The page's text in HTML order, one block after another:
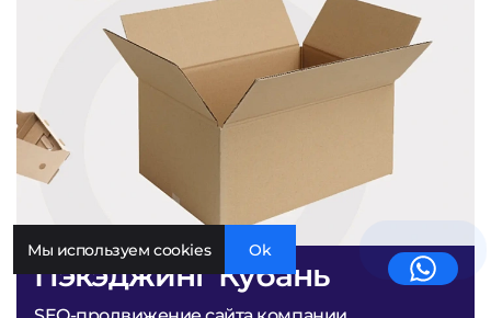
Пэкэджинг Кубань
Мы используем cookies Ok